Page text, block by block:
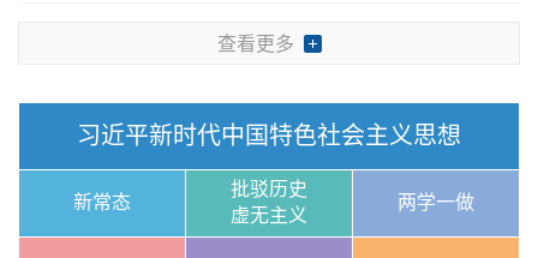
查看更多
习近平新时代中国特色社会主义思想
新常态
批驳历史
虚无主义
两学一做